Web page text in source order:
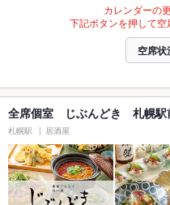
カレンダーの
下記ボタンを押して空
空席状
全席個室 じぶんどき 札幌駅
札幌駅 居酒屋